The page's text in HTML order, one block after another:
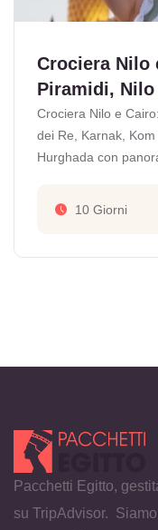
Crociera Nilo
Piramidi, Nilo
Crociera Nilo e
dei Re, Karnak,
Hurghada con
10 Giorni
Pacchetti Egitto,
su TripAdvisor.